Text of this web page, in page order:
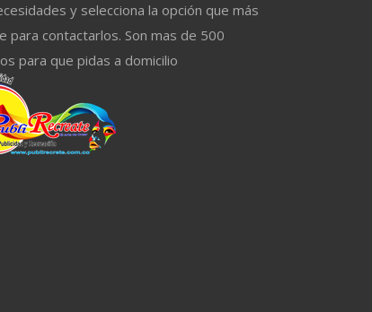
y selecciona la opción que más
para contactarlos. Son mas de 500
para que pidas a domicilio